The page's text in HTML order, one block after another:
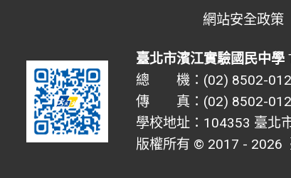
網站安全政策
臺北市濱江實驗國民中學
總 機：(02) 8502-
傳 真：(02) 8502-
學校地址：104353 臺北
版權所有 © 2017 - 2026